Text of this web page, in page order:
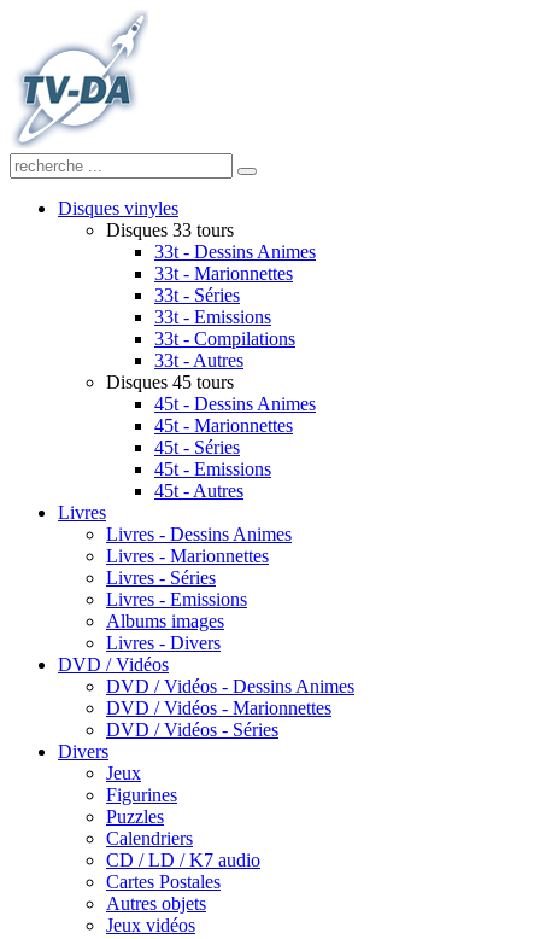
Disques vinyles
Disques 33 tours
33t - Dessins Animes
33t - Marionnettes
33t - Séries
33t - Emissions
33t - Compilations
33t - Autres
Disques 45 tours
45t - Dessins Animes
45t - Marionnettes
45t - Séries
45t - Emissions
45t - Autres
Livres
Livres - Dessins Animes
Livres - Marionnettes
Livres - Séries
Livres - Emissions
Albums images
Livres - Divers
DVD / Vidéos
DVD / Vidéos - Dessins Animes
DVD / Vidéos - Marionnettes
DVD / Vidéos - Séries
Divers
Jeux
Figurines
Puzzles
Calendriers
CD / LD / K7 audio
Cartes Postales
Autres objets
Jeux vidéos